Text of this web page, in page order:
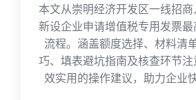
本文从崇明经济开发区一线招
新设企业申请增值税专用发票
流程。涵盖额度选择、材料清
巧、填表避坑指南及核查环节
效实用的操作建议，助力企业